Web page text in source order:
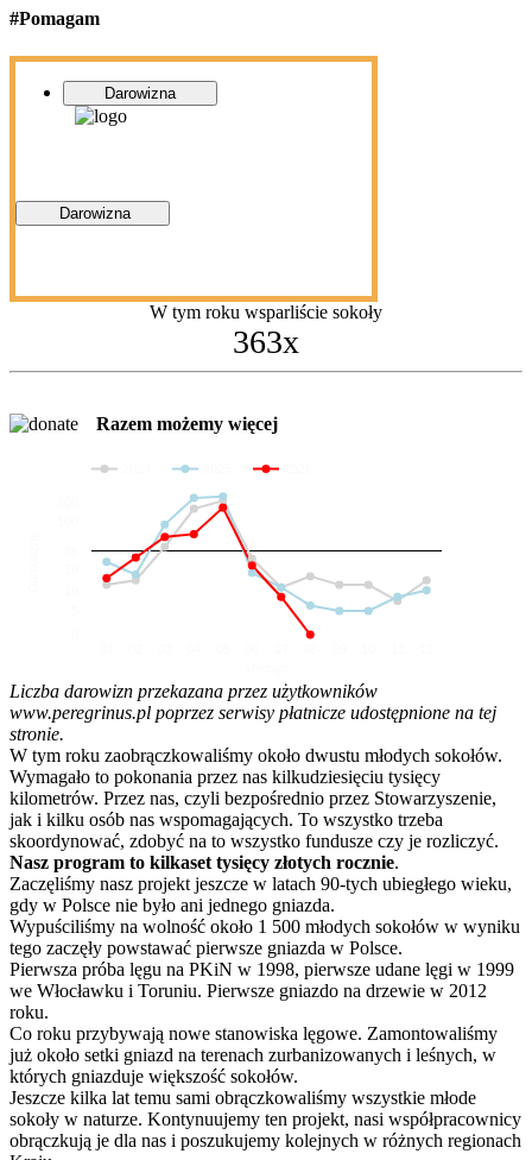
#Pomagam
Darowizna
Darowizna
W tym roku wsparliście sokoły
363x
Razem możemy więcej
Liczba darowizn przekazana przez użytkowników
www.peregrinus.pl poprzez serwisy płatnicze udostępnione na tej
stronie.
W tym roku zaobrączkowaliśmy około dwustu młodych sokołów.
Wymagało to pokonania przez nas kilkudziesięciu tysięcy
kilometrów. Przez nas, czyli bezpośrednio przez Stowarzyszenie,
jak i kilku osób nas wspomagających. To wszystko trzeba
skoordynować, zdobyć na to wszystko fundusze czy je rozliczyć.
Nasz program to kilkaset tysięcy złotych rocznie.
Zaczęliśmy nasz projekt jeszcze w latach 90-tych ubiegłego wieku,
gdy w Polsce nie było ani jednego gniazda.
Wypuściliśmy na wolność około 1 500 młodych sokołów w wyniku
tego zaczęły powstawać pierwsze gniazda w Polsce.
Pierwsza próba lęgu na PKiN w 1998, pierwsze udane lęgi w 1999
we Włocławku i Toruniu. Pierwsze gniazdo na drzewie w 2012
roku.
Co roku przybywają nowe stanowiska lęgowe. Zamontowaliśmy
już około setki gniazd na terenach zurbanizowanych i leśnych, w
których gniazduje większość sokołów.
Jeszcze kilka lat temu sami obrączkowaliśmy wszystkie młode
sokoły w naturze. Kontynuujemy ten projekt, nasi współpracownicy
obrączkują je dla nas i poszukujemy kolejnych w różnych regionach